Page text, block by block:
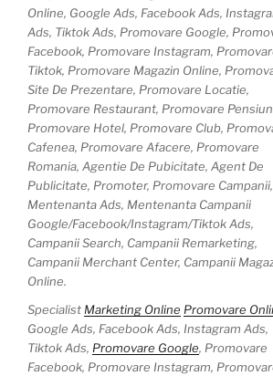
Specialist Marketing Online Promovare
Google Ads, Facebook Ads, Instagram Ads,
Tiktok Ads, Promovare Google, Promovare
Facebook, Promovare Instagram,